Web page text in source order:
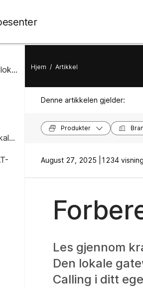
Hjem / Artikkel
Denne artikkelen gjelder:
Produkter
August 27, 2025 | 1234
Les gjennom
Den lokale
Calling i ditt